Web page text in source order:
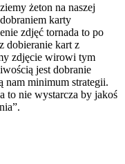
żeton na naszej
karty
zdjęć tornada to po
dobieranie kart z
zdjęcie wirowi tym
jest dobranie
nam minimum strategii.
to nie wystarcza by jakoś